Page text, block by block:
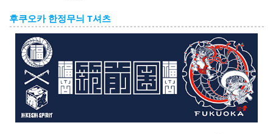
후쿠오카 한정무늬 T셔츠